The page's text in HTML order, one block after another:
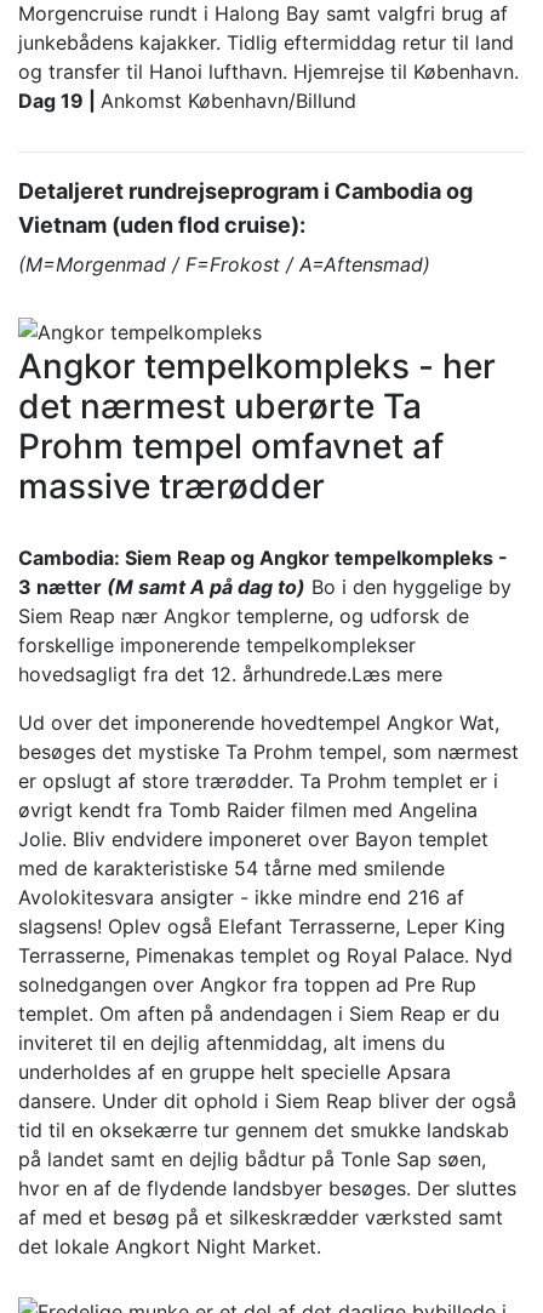
Morgencruise rundt i Halong Bay samt valgfri brug af
junkebådens kajakker. Tidlig eftermiddag retur til land
og transfer til Hanoi lufthavn. Hjemrejse til København.
Dag 19 | Ankomst København/Billund
Detaljeret rundrejseprogram i Cambodia og
Vietnam (uden flod cruise):
(M=Morgenmad / F=Frokost / A=Aftensmad)
Angkor tempelkompleks - her
det nærmest uberørte Ta
Prohm tempel omfavnet af
massive trærødder
Cambodia: Siem Reap og Angkor tempelkompleks -
3 nætter (M samt A på dag to) Bo i den hyggelige by
Siem Reap nær Angkor templerne, og udforsk de
forskellige imponerende tempelkomplekser
hovedsagligt fra det 12. århundrede.Læs mere
Ud over det imponerende hovedtempel Angkor Wat,
besøges det mystiske Ta Prohm tempel, som nærmest
er opslugt af store trærødder. Ta Prohm templet er i
øvrigt kendt fra Tomb Raider filmen med Angelina
Jolie. Bliv endvidere imponeret over Bayon templet
med de karakteristiske 54 tårne med smilende
Avolokitesvara ansigter - ikke mindre end 216 af
slagsens! Oplev også Elefant Terrasserne, Leper King
Terrasserne, Pimenakas templet og Royal Palace. Nyd
solnedgangen over Angkor fra toppen ad Pre Rup
templet. Om aften på andendagen i Siem Reap er du
inviteret til en dejlig aftenmiddag, alt imens du
underholdes af en gruppe helt specielle Apsara
dansere. Under dit ophold i Siem Reap bliver der også
tid til en oksekærre tur gennem det smukke landskab
på landet samt en dejlig bådtur på Tonle Sap søen,
hvor en af de flydende landsbyer besøges. Der sluttes
af med et besøg på et silkeskrædder værksted samt
det lokale Angkort Night Market.